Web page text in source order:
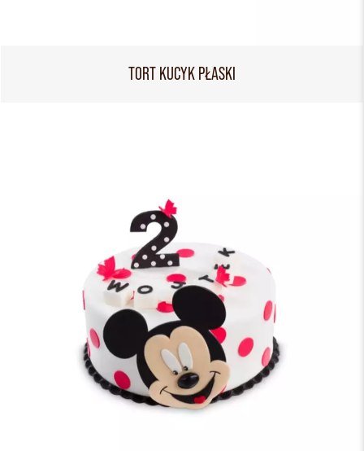
TORT KUCYK PŁASKI